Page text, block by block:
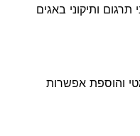
תרגום ותיקוני באגים
והוספת אפשרות